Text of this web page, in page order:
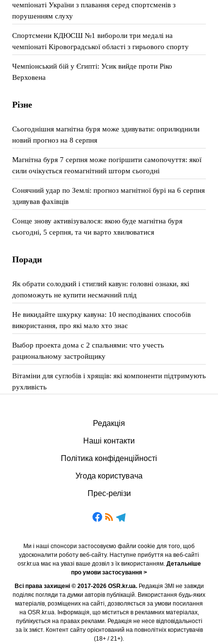
чемпіонаті України з плавання серед спортсменів з
порушенням слуху
Спортсмени КДЮСШ №1 вибороли три медалі на
чемпіонаті Кіровоградської області з гирьового спорту
Чемпіонський бій у Єгипті: Усик вийде проти Ріко
Верховена
Різне
Сьогоднішня магнітна буря може здивувати: оприлюднили
новий прогноз на 8 серпня
Магнітна буря 7 серпня може погіршити самопочуття: якої
сили очікується геомагнітний шторм сьогодні
Сонячний удар по Землі: прогноз магнітної бурі на 6 серпня
здивував фахівців
Сонце знову активізувалося: якою буде магнітна буря
сьогодні, 5 серпня, та чи варто хвилюватися
Поради
Як обрати солодкий і стиглий кавун: головні ознаки, які
допоможуть не купити несмачний плід
Не викидайте шкурку кавуна: 10 несподіваних способів
використання, про які мало хто знає
Выбор проекта дома с 2 спальнями: что учесть
рациональному застройщику
Вітаміни для суглобів і хрящів: які компоненти підтримують
рухливість
Редакція
Наші контакти
Політика конфіденційності
Угода користувача
Прес-релізи
Ми і наші спонсори застосовуємо файли cookie для того, щоб
удосконалити роботу веб-сайту. Наступне прибуття на веб-сайті
osr.kr.ua має на увазі ваше дозвіл з їх використанням. Детальніше
про умови застосування >
Всі права захищені © 2017-2026 OSR.kr.ua.Редакція ЗМІ не завжди
поділяє погляди та думки авторів публікацій. Використання будь-яких
матеріалів, розміщених на сайті, дозволяється за умови посилання
на OSR.kr.ua. Інформація, що міститься в рекламних матеріалах,
публікується на правах реклами. Редакція не несе відповідальності
за їх зміст. Контент сайту орієнтований на повнолітніх користувачів
(18+ / 21+).